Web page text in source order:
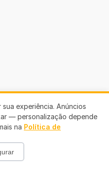
experiência. Anúncios
— personalização depende
na Política de